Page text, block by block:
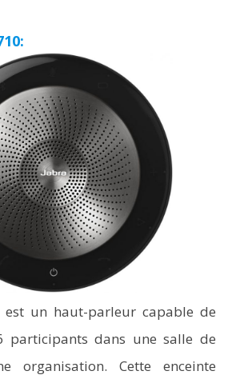
est un haut-parleur capable de
participants dans une salle de
organisation. Cette enceinte